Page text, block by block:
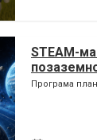
STEAM-
Програма